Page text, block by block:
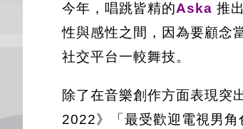
今年，唱跳皆精的Aska 推
性與感性之間，因為要顧念
社交平台一較舞技。
除了在音樂創作方面表現突
2022》「最受歡迎電視男